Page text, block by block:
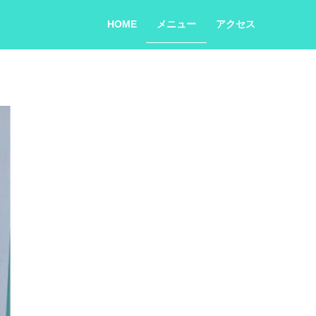
HOME メニュー アクセス